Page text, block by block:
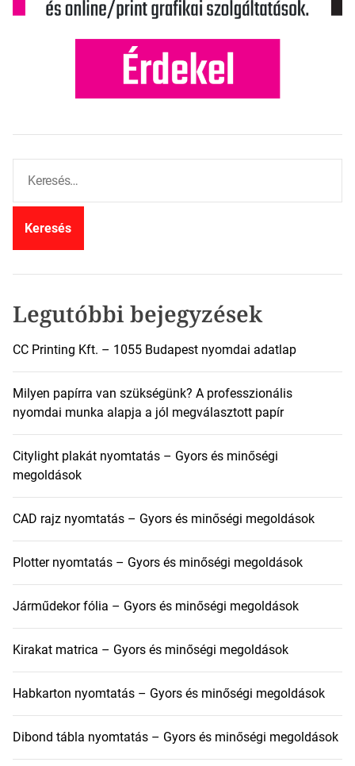
r
Legutóbbi bejegyzések
CC Printing Kft. – 1055 Budapest nyomdai adatlap
Milyen papírra van szükségünk? A professzionális
nyomdai munka alapja a jól megválasztott papír
Citylight plakát nyomtatás – Gyors és minőségi
megoldások
CAD rajz nyomtatás – Gyors és minőségi megoldások
Plotter nyomtatás – Gyors és minőségi megoldások
Járműdekor fólia – Gyors és minőségi megoldások
Kirakat matrica – Gyors és minőségi megoldások
Habkarton nyomtatás – Gyors és minőségi megoldások
Dibond tábla nyomtatás – Gyors és minőségi megoldások